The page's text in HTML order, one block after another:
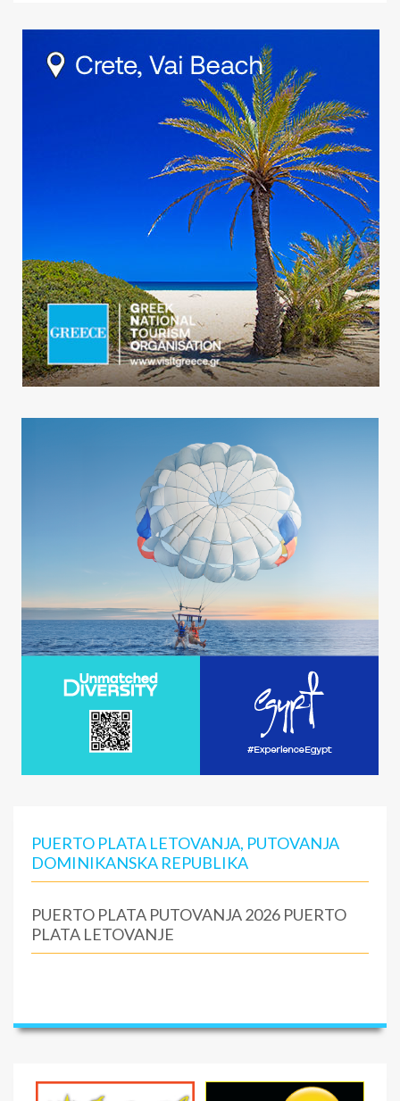
PUERTO PLATA LETOVANJA, PUTOVANJA
DOMINIKANSKA REPUBLIKA
PUERTO PLATA PUTOVANJA 2026 PUERTO
PLATA LETOVANJE